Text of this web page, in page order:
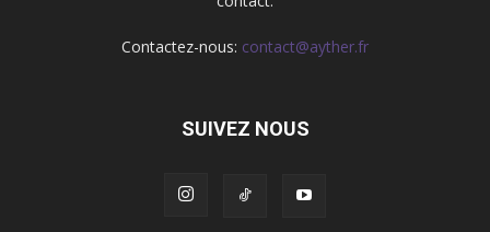
Contactez-nous: contact@ayther.fr
SUIVEZ NOUS